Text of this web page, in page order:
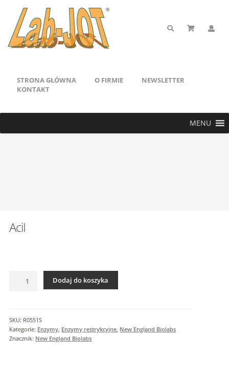
STRONA GŁÓWNA O FIRMIE
NEWSLETTER
KONTAKT
MENU
AciI
Dodaj do koszyka
SKU: R0551S
Kategorie: Enzymy Enzymy restrykcyjne New England Biolabs
Znacznik: New England Biolabs